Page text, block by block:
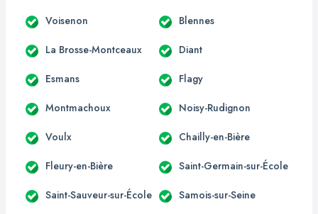
Voisenon Blennes
La Brosse-Montceaux Diant
Esmans Flagy
Montmachoux Noisy-Rudignon
Voulx Chailly-en-Bière
Fleury-en-Bière Saint-Germain-sur-École
Saint-Sauveur-sur-École Samois-sur-Seine